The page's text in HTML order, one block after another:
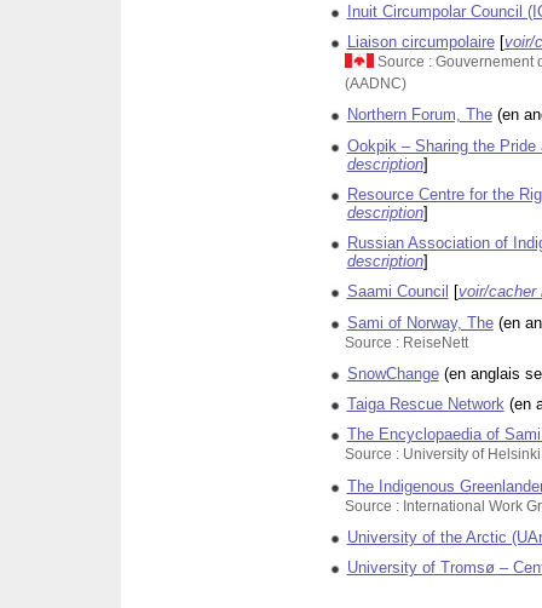
Inuit Circumpolar Council
Liaison circumpolaire[voir/
Source : Gouvernement
(AADNC)
Northern Forum, The (en
Ookpik – Sharing the
description]
Resource Centre for the
description]
Russian Association of
description]
Saami Council
[voir/cacher
Sami of Norway, The (en
Source : ReiseNett
SnowChange (en anglais
Taiga Rescue Network (en
The Encyclopaedia of
Source : University of Helsinki
The Indigenous
Source : International Work
University of the Arctic
University of Tromsø –